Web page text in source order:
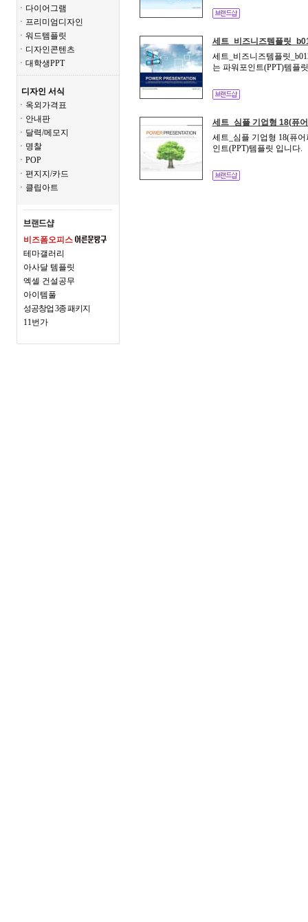
ㆍ다이어그램
ㆍ프리미엄디자인
ㆍ워드템플릿
ㆍ디자인콘텐츠
ㆍ대학생PPT
디자인 서식
ㆍ옥외가격표
ㆍ안내판
ㆍ달력/메모지
ㆍ명찰
ㆍPOP
ㆍ편지지/카드
ㆍ클립아트
비즈폼오피스
테마갤러리
아사달 템플릿
엑셀 건설공무
아이템풀
성공창업 3종 패키지
11번가
세트_비즈니즈템플릿
세트_비즈니즈템플릿
는 파워포인트(PPT)템플
세트_심플 기업형 18(퓨
세트_심플 기업형 18(퓨
인트(PPT)템플릿 입니다.